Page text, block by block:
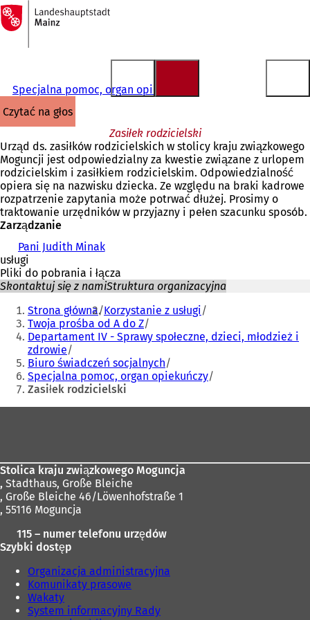
Przejdź do treści
Do
strony
głównej
Specjalna pomoc, organ opiekuńczy
czytać na głos
Zasiłek rodzicielski
Urząd ds. zasiłków rodzicielskich w stolicy kraju związkowego
Moguncji jest odpowiedzialny za kwestie związane z urlopem
rodzicielskim i zasiłkiem rodzicielskim. Odpowiedzialność
opiera się na nazwisku dziecka. Ze względu na braki kadrowe
rozpatrzenie zapytania może potrwać dłużej. Prosimy o
traktowanie urzędników w przyjazny i pełen szacunku sposób.
Zarządzanie
Pani Judith Minak
usługi
Pliki do pobrania i łącza
Skontaktuj się z namiStruktura organizacyjna
Jesteś
tutaj:
Strona główna Korzystanie z usługi
Twoja prośba od A do Z
Departament IV - Sprawy społeczne, dzieci, młodzież i
zdrowie
Biuro świadczeń socjalnych
Specjalna pomoc, organ opiekuńczy
Zasiłek rodzicielski
Stolica kraju związkowego Moguncja
, Stadthaus, Große Bleiche
, Große Bleiche 46/Löwenhofstraße 1
, 55116 Moguncja
115 – numer telefonu urzędów
Szybki dostęp
Organizacja administracyjna
Komunikaty prasowe
Wakaty
System informacyjny Rady